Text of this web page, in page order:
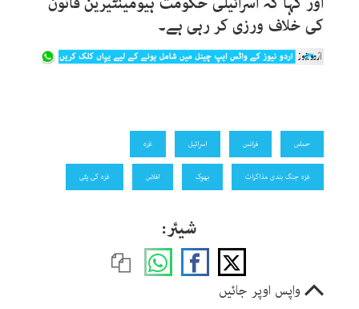
کی خلاف ورزی کر رہی ہے۔
حماس فرانس اسرائیل غزہ
غزہ جنگ بندی مذاکرات بھوک افلاس غزہ کی پٹی
شیئر:
واپس اوپر جائیں